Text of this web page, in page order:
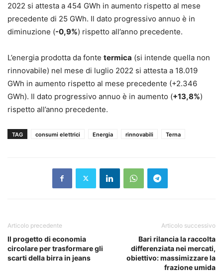
2022 si attesta a 454 GWh in aumento rispetto al mese
precedente di 25 GWh. Il dato progressivo annuo è in
diminuzione (-0,9%) rispetto all’anno precedente.
L’energia prodotta da fonte termica (si intende quella non
rinnovabile) nel mese di luglio 2022 si attesta a 18.019
GWh in aumento rispetto al mese precedente (+2.346
GWh). Il dato progressivo annuo è in aumento (+13,8%)
rispetto all’anno precedente.
TAG consumi elettrici Energia rinnovabili Terna
Articolo precedente
Il progetto di economia
circolare per trasformare gli
scarti della birra in jeans
Articolo successivo
Bari rilancia la raccolta
differenziata nei mercati,
obiettivo: massimizzare la
frazione umida